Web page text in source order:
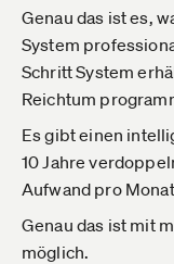
Genau das ist es,
System
Schritt System
Reichtum
Es gibt einen
10 Jahre
Aufwand pro
Genau das ist mit
möglich.